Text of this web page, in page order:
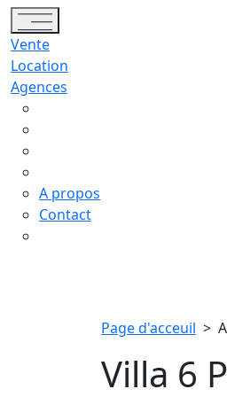
Toggle navigation
Vente
Location
Agences
A propos
Contact
Page d'acceuil >
Villa 6